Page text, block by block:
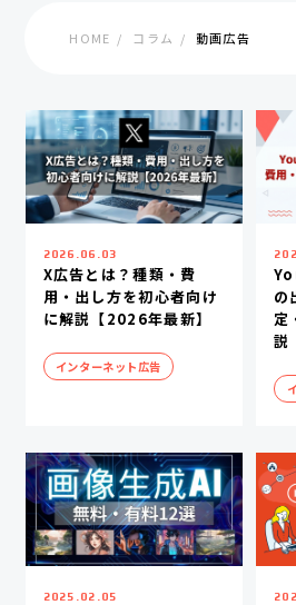
HOME コラム 動画広告
2026.06.03
X広告とは？種類・費
用・出し方を初心者向け
に解説【2026年最新】
インターネット広告
の
定
説
2025.02.05